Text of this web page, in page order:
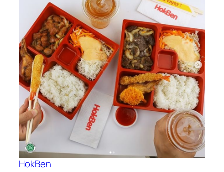
HokBen